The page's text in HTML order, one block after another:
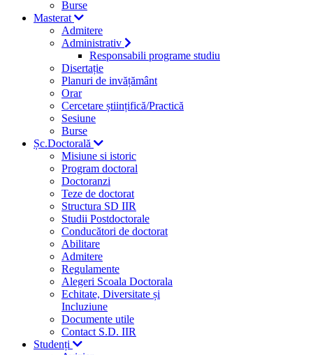
Burse
Masterat
Admitere
Administrativ
Responsabili programe studiu
Disertație
Planuri de invățământ
Orar
Cercetare științifică/Practică
Sesiune
Burse
Șc.Doctorală
Misiune si istoric
Program doctoral
Doctoranzi
Teze de doctorat
Structura SD IIR
Studii Postdoctorale
Conducători de doctorat
Abilitare
Admitere
Regulamente
Alegeri Scoala Doctorala
Echitate, Diversitate și
Incluziune
Documente utile
Contact S.D. IIR
Studenți